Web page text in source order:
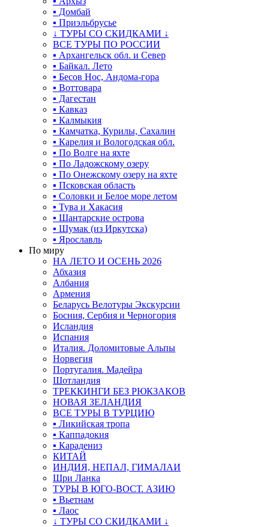
▪ Домбай
▪ Приэльбрусье
↓ ТУРЫ СО СКИДКАМИ ↓
ВСЕ ТУРЫ ПО РОССИИ
▪ Архангельск обл. и Север
▪ Байкал. Лето
▪ Бесов Нос, Андома-гора
▪ Воттовара
▪ Дагестан
▪ Кавказ
▪ Калмыкия
▪ Камчатка, Курилы, Сахалин
▪ Карелия и Вологодская обл.
▪ По Волге на яхте
▪ По Ладожскому озеру
▪ По Онежскому озеру на яхте
▪ Псковская область
▪ Соловки и Белое море летом
▪ Тува и Хакасия
▪ Шантарские острова
▪ Шумак (из Иркутска)
▪ Ярославль
По миру
НА ЛЕТО И ОСЕНЬ 2026
Абхазия
Албания
Армения
Беларусь Велотуры Экскурсии
Босния, Сербия и Черногория
Исландия
Испания
Италия. Доломитовые Альпы
Норвегия
Португалия. Мадейра
Шотландия
ТРЕККИНГИ БЕЗ РЮКЗАКОВ
НОВАЯ ЗЕЛАНДИЯ
ВСЕ ТУРЫ В ТУРЦИЮ
▪ Ликийская тропа
▪ Каппадокия
▪ Карадениз
КИТАЙ
ИНДИЯ, НЕПАЛ, ГИМАЛАИ
Шри Ланка
ТУРЫ В ЮГО-ВОСТ. АЗИЮ
▪ Вьетнам
▪ Лаос
↓ ТУРЫ СО СКИДКАМИ ↓